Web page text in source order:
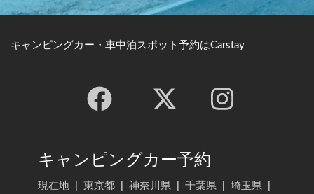
キャンピングカー・車中泊スポット予約はCarstay
キャンピングカー予約
現在地 東京都 神奈川県 千葉県 埼玉県